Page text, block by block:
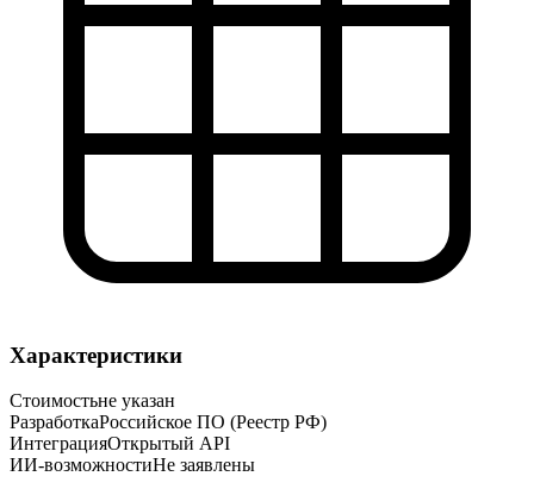
Характеристики
Стоимостьне указан
РазработкаРоссийское ПО (Реестр РФ)
ИнтеграцияОткрытый API
ИИ-возможностиНе заявлены